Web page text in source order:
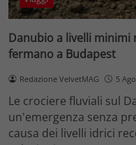
Danubio a livelli minimi
fermano a Budapest
Redazione VelvetMAG 5
Le crociere fluviali sul
un'emergenza senza
causa dei livelli idrici